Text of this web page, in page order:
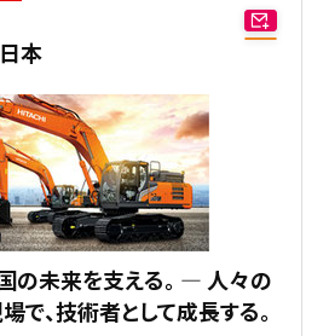
本
の未来を支える。 ― 人々の
で、技術者として成長する。